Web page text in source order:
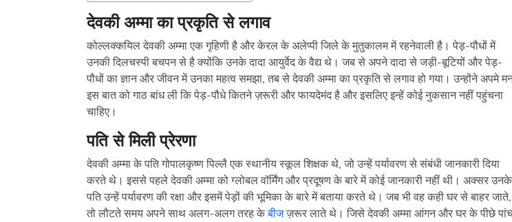
देवकी अम्मा का प्रकृति से लगाव
कोल्लक्कयिल देवकी अम्मा एक गृहिणी है और केरल के अलेप्पी जिले के मुतुकालम में रहनेवाली है। पेड़-पौधों में
उनकी दिलचस्पी बचपन से है क्योंकि उनके दादा आयुर्वेद के वैद्य थे। जब से अपने दादा से जड़ी-बूटियों और पेड़-
पौधों का ज्ञान और जीवन में उनका महत्व समझा, तब से देवकी अम्मा का प्रकृति से लगाव हो गया। उन्होंने अपमे
इस बात को गाठ बांध ली कि पेड़-पौधे कितने ज़रूरी और फायदेमंद है और इसलिए इन्हें कोई नुकसान नहीं पहुंचना
चाहिए।
पति से मिली प्रेरणा
देवकी अम्मा के पति गोपालकृष्ण पिल्लै एक स्थानीय स्कूल शिक्षक थे, जो उन्हें पर्यावरण से संबंधी जानकारी दिया
करते थे। इससे पहले देवकी अम्मा को ग्लोबल वॉर्मिंग और प्रदूषण के बारे में कोई जानकारी नहीं थी। अक्सर उनके
पति उन्हें पर्यावरण की रक्षा और इसमें पेड़ों की भूमिका के बारे में बताया करते थे। जब भी वह कही घर से बाहर जाते,
तो लौटते समय अपने साथ अलग-अलग तरह केबीजज़रूर लाते थे। जिसे देवकी अम्मा आंगन और घर के पीछे